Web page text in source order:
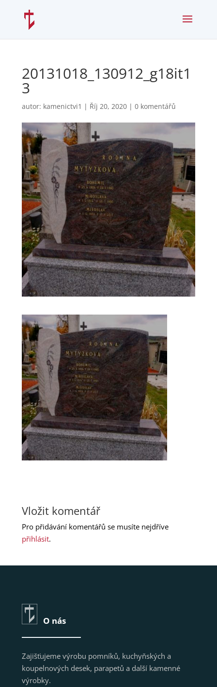
20131018_130912_g18it1
3
autor: kamenictvi1 | Říj 20, 2020| 0 komentářů
Vložit komentář
Pro přidávání komentářů se musíte nejdříve
přihlásit.
O nás
Zajišťujeme výrobu pomníků, kuchyňských a
koupelnových desek, parapetů a další kamenné
výrobky.